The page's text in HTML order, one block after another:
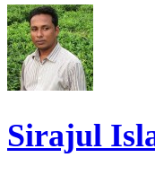
Sirajul